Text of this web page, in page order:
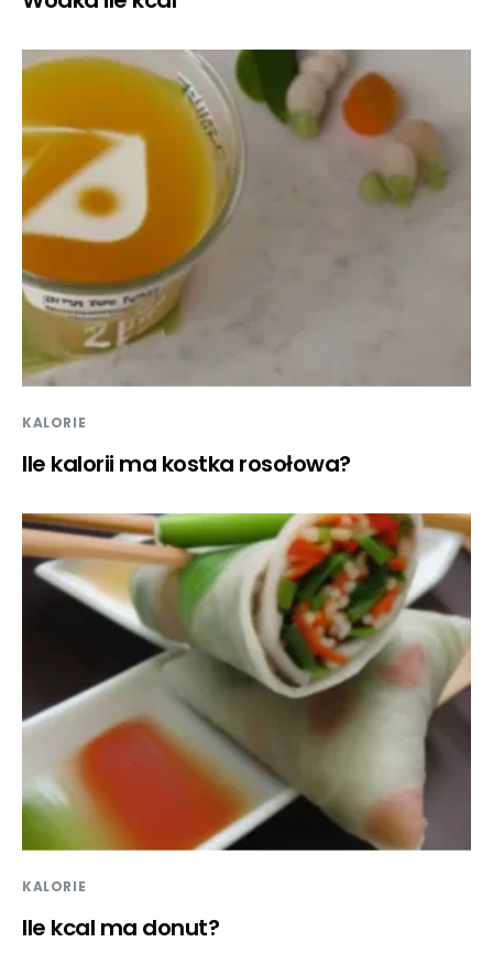
KALORIE
Ile kalorii ma kostka rosołowa?
KALORIE
Ile kcal ma donut?